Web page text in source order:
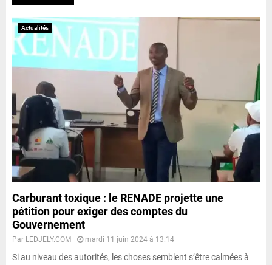
Actualités
Carburant toxique : le RENADE projette une
pétition pour exiger des comptes du
Gouvernement
Par LEDJELY.COM mardi 11 juin 2024 à 13:14
Si au niveau des autorités, les choses semblent s’être calmées à